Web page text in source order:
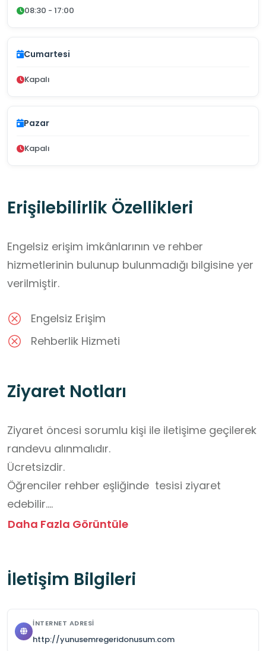
08:30 - 17:00
Cumartesi
Kapalı
Pazar
Kapalı
Erişilebilirlik Özellikleri
Engelsiz erişim imkânlarının ve rehber
hizmetlerinin bulunup bulunmadığı bilgisine yer
verilmiştir.
Engelsiz Erişim
Rehberlik Hizmeti
Ziyaret Notları
Ziyaret öncesi sorumlu kişi ile iletişime geçilerek
randevu alınmalıdır.
Ücretsizdir.
Öğrenciler rehber eşliğinde  tesisi ziyaret
edebilir.
Tesis içinde ve çevresinde yeme-içme yasaktır.
Daha Fazla Görüntüle
İletişim Bilgileri
İNTERNET ADRESI
http://yunusemregeridonusum.com